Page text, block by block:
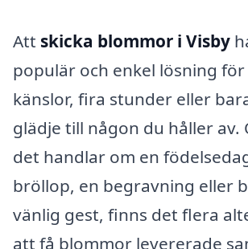
Att skicka blommor i Visby
populär och enkel lösning
känslor, fira stunder eller
glädje till någon du håller av.
det handlar om en
bröllop, en begravning eller
vänlig gest, finns det flera
att få blommor levererade